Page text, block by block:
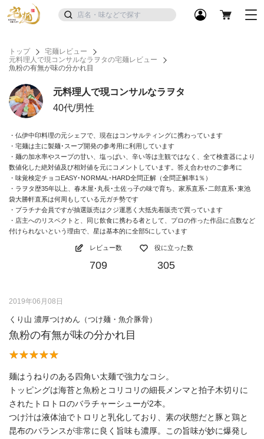
トップ
宅麺レビュー
元料理人で現コンサルなラヲタの宅麺レビュー
魚粉の有無が味の分かれ目
元料理人で現コンサルなラヲタ
40代/男性
・仏伊中印料理の元シェフで、現在はコンサルティングに携わっています
・宅麺は主に製麺･スープ開発の参考用に利用しています
・麺の加水率やスープの甘い、塩っぱい、辛い等は主観ではなく、全て検査器により
数値化した絶対値及び相対値を元にコメントしています。答え合わせのご参考に
・味覚検定チョコEASY･NORMAL･HARD全問正解（全問正解率1％）
・ラヲタ歴35年以上、春木屋･丸長･土佐っ子の味で育ち、家系直系･二郎直系･東池
袋大勝軒直系は何周もしている元ガチ勢です
・プラチナ会員ですが抽選販売はクジ運悪く大抵先着販売で買っています
・店主へのリスペクトと、同じ飲食に携わる者として、プロの作った作品に点数など
付けられないという理由で、星は基本的に全部5にしています
レビュー数
709
役に立った数
305
2019年06月08日
くり山 濃厚つけめん（つけ麺・魚介豚骨）
魚粉の有無が味の分かれ目
麺はうねりのある四角い太麺で強力なコシ。
トッピングは海苔と魚粉とコリコリの細長メンマと拍子木切りに
されたトロトロのバラチャーシューが2本。
つけ汁は液体油でトロリと乳化しており、素の状態だと豚と鶏と
昆布のバランスが非常に良く旨味も濃厚。この旨味が妙に爆発し